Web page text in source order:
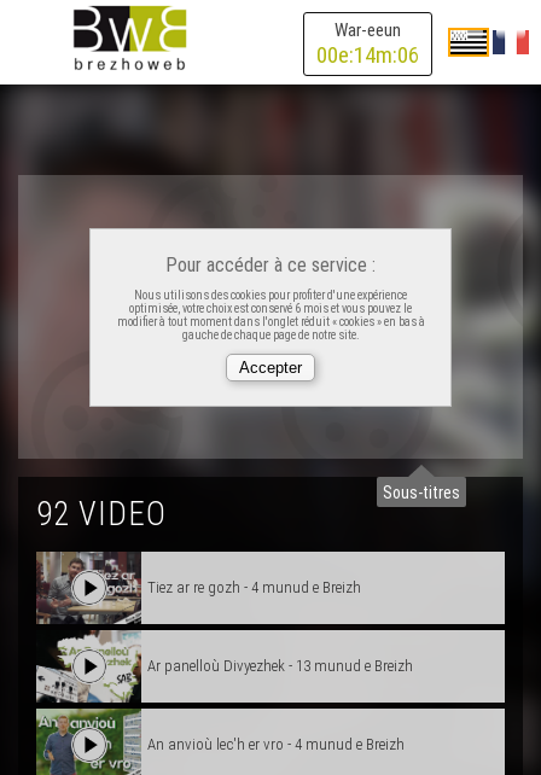
War-eeun
00e:14m:06
Sous-titres
Pour accéder à ce service :
Nous utilisons des cookies pour profiter d'une expérience
optimisée, votre choix est conservé 6 mois et vous pouvez le
modifier à tout moment dans l'onglet réduit « cookies » en bas à
gauche de chaque page de notre site.
92 VIDEO
Tiez ar re gozh - 4 munud e Breizh
Ar panelloù Divyezhek - 13 munud e Breizh
An anvioù lec'h er vro - 4 munud e Breizh